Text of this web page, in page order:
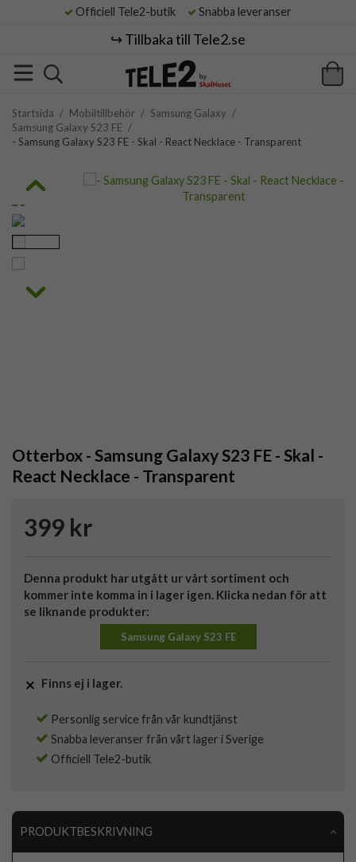
Officiell Tele2-butik Snabba leveranser
↪️ Tillbaka till Tele2.se
Startsida / Mobiltillbehör / Samsung Galaxy /
Samsung Galaxy S23 FE /
- Samsung Galaxy S23 FE - Skal - React Necklace - Transparent
Otterbox - Samsung Galaxy S23 FE - Skal -
React Necklace - Transparent
399 kr
Denna produkt har utgått ur vårt sortiment och
kommer inte komma in i lager igen. Klicka nedan för att
se liknande produkter:
Samsung Galaxy S23 FE
Finns ej i lager.
Personlig service från vår kundtjänst
Snabba leveranser från vårt lager i Sverige
Officiell Tele2-butik
PRODUKTBESKRIVNING